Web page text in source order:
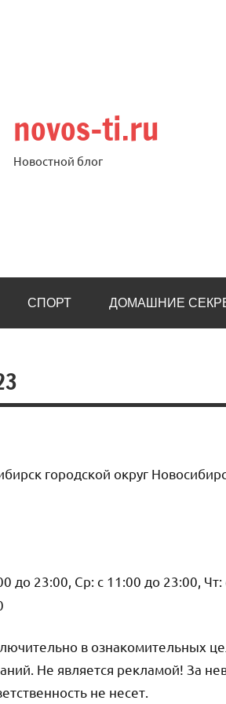
novos-ti.ru
Новостной блог
СПОРТ ДОМАШНИЕ
городской округ
до 23:00, Ср: с 11:00 до 23:00,
в ознакомительных
Не является рекламой! За
не несет.